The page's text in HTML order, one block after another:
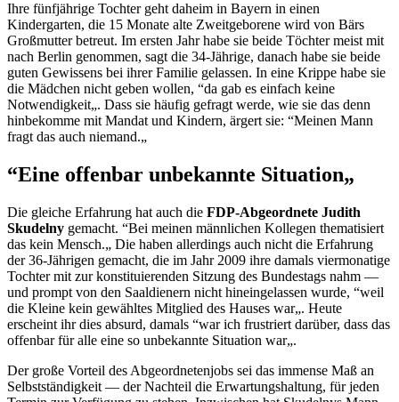
Ihre fünfjährige Tochter geht daheim in Bayern in einen
Kindergarten, die 15 Monate alte Zweitgeborene wird von Bärs
Großmutter betreut. Im ersten Jahr habe sie beide Töchter meist mit
nach Berlin genommen, sagt die 34-Jährige, danach habe sie beide
guten Gewissens bei ihrer Familie gelassen. In eine Krippe habe sie
die Mädchen nicht geben wollen, “da gab es einfach keine
Notwendigkeit„. Dass sie häufig gefragt werde, wie sie das denn
hinbekomme mit Mandat und Kindern, ärgert sie: “Meinen Mann
fragt das auch niemand.„
“Eine offenbar unbekannte Situation„
Die gleiche Erfahrung hat auch die FDP-Abgeordnete Judith
Skudelny gemacht. “Bei meinen männlichen Kollegen thematisiert
das kein Mensch.„ Die haben allerdings auch nicht die Erfahrung
der 36-Jährigen gemacht, die im Jahr 2009 ihre damals viermonatige
Tochter mit zur konstituierenden Sitzung des Bundestags nahm —
und prompt von den Saaldienern nicht hineingelassen wurde, “weil
die Kleine kein gewähltes Mitglied des Hauses war„. Heute
erscheint ihr dies absurd, damals “war ich frustriert darüber, dass das
offenbar für alle eine so unbekannte Situation war„.
Der große Vorteil des Abgeordnetenjobs sei das immense Maß an
Selbstständigkeit — der Nachteil die Erwartungshaltung, für jeden